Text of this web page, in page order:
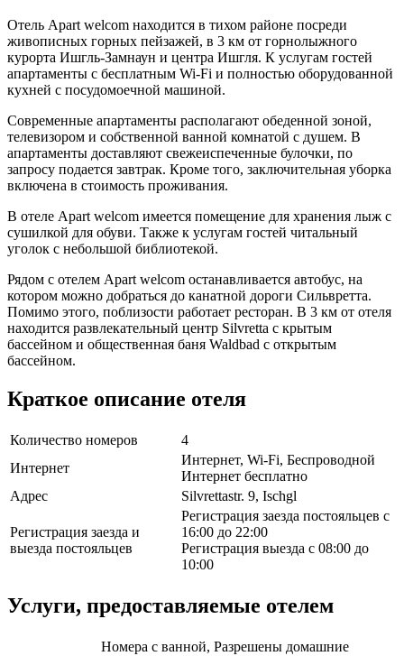
Отель Apart welcom находится в тихом районе посреди
живописных горных пейзажей, в 3 км от горнолыжного
курорта Ишгль-Замнаун и центра Ишгля. К услугам гостей
апартаменты с бесплатным Wi-Fi и полностью оборудованной
кухней с посудомоечной машиной.
Современные апартаменты располагают обеденной зоной,
телевизором и собственной ванной комнатой с душем. В
апартаменты доставляют свежеиспеченные булочки, по
запросу подается завтрак. Кроме того, заключительная уборка
включена в стоимость проживания.
В отеле Apart welcom имеется помещение для хранения лыж с
сушилкой для обуви. Также к услугам гостей читальный
уголок с небольшой библиотекой.
Рядом с отелем Apart welcom останавливается автобус, на
котором можно добраться до канатной дороги Сильвретта.
Помимо этого, поблизости работает ресторан. В 3 км от отеля
находится развлекательный центр Silvretta с крытым
бассейном и общественная баня Waldbad с открытым
бассейном.
Краткое описание отеля
Количество номеров
4
Интернет
Интернет, Wi-Fi, Беспроводной
Интернет бесплатно
Адрес
Silvrettastr. 9, Ischgl
Регистрация заезда и
выезда постояльцев
Регистрация заезда постояльцев с
16:00 до 22:00
Регистрация выезда с 08:00 до
10:00
Услуги, предоставляемые отелем
Номера с ванной, Разрешены домашние